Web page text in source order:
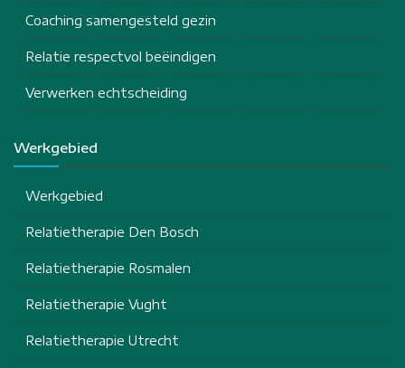
Coaching samengesteld gezin
Relatie respectvol beëindigen
Verwerken echtscheiding
Werkgebied
Werkgebied
Relatietherapie Den Bosch
Relatietherapie Rosmalen
Relatietherapie Vught
Relatietherapie Utrecht